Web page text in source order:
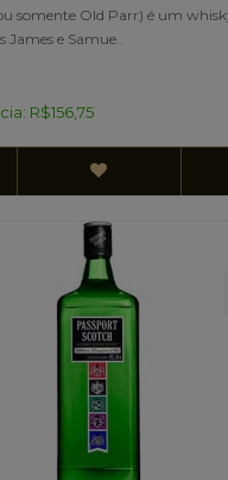
somente Old Parr) é um
James e Samue..
R$156,75